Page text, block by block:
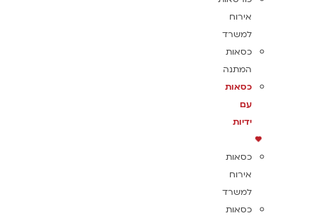
אירוח
למשרד
כסאות
המתנה
כסאות
עם
ידיות
כסאות
אירוח
למשרד
כסאות